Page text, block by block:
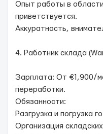
Опыт работы в
приветствуется.
Аккуратность,
4. Работник склада
Зарплата: От €1,900/
переработки.
Обязанности:
Разгрузка и погрузка
Организация